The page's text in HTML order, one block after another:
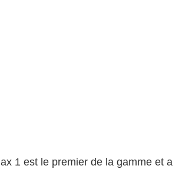
1 est le premier de la gamme et a